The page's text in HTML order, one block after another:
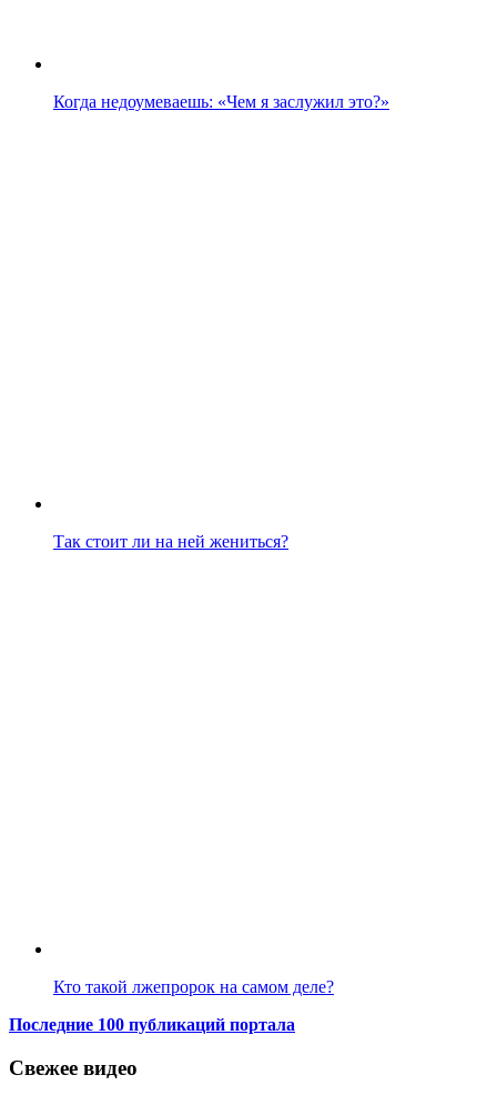
Когда недоумеваешь: «Чем я заслужил это?»
Так стоит ли на ней жениться?
Кто такой лжепророк на самом деле?
Последние 100 публикаций портала
Свежее видео